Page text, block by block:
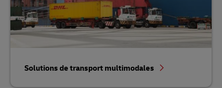
Solutions de transport multimodales